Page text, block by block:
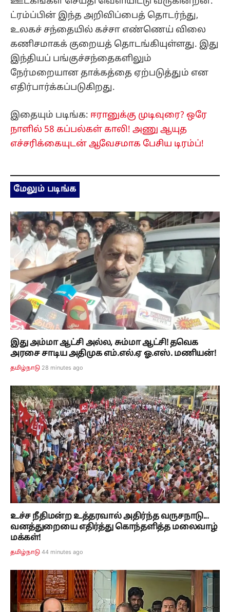
ட்ரம்ப்பின் இந்த அறிவிப்பைத் தொடர்ந்து,
உலகச் சந்தையில் கச்சா எண்ணெய் விலை
கணிசமாகக் குறையத் தொடங்கியுள்ளது. இது
இந்தியப் பங்குச்சந்தைகளிலும்
நேர்மறையான தாக்கத்தை ஏற்படுத்தும் என
எதிர்பார்க்கப்படுகிறது.
இதையும் படிங்க: ஈரானுக்கு முடிவுரை? ஒரே
நாளில் 58 கப்பல்கள் காலி! அணு ஆயுத
எச்சரிக்கையுடன் ஆவேசமாக பேசிய டிரம்ப்!
மேலும் படிங்க
இது அம்மா ஆட்சி அல்ல, சும்மா ஆட்சி! தவெக
அரசை சாடிய அதிமுக எம்.எல்.ஏ ஓ.எஸ். மணியன்!
தமிழ்நாடு 28 minutes ago
உச்ச நீதிமன்ற உத்தரவால் அதிர்ந்த வருசநாடு...
வனத்துறையை எதிர்த்து கொந்தளித்த மலைவாழ்
மக்கள்!
தமிழ்நாடு 44 minutes ago